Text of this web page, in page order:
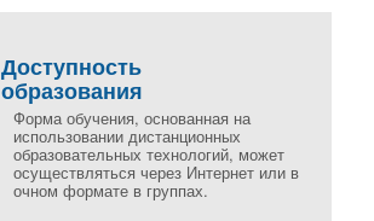
Доступность
образования
Форма обучения, основанная на
использовании дистанционных
образовательных технологий, может
осуществляться через Интернет или в
очном формате в группах.